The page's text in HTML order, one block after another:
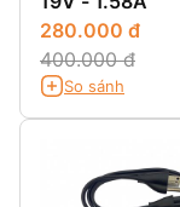
280.000 đ
400.000 đ
So sánh